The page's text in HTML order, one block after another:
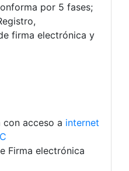
por 5 fases;
firma electrónica y
acceso a internet
Firma electrónica